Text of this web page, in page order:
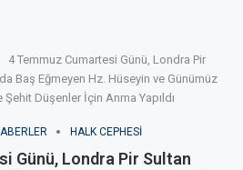
4 Temmuz Cumartesi Günü, Londra Pir
Baş Eğmeyen Hz. Hüseyin ve Günümüz
Düşenler İçin Anma Yapıldı
HALK CEPHESI
Günü, Londra Pir Sultan